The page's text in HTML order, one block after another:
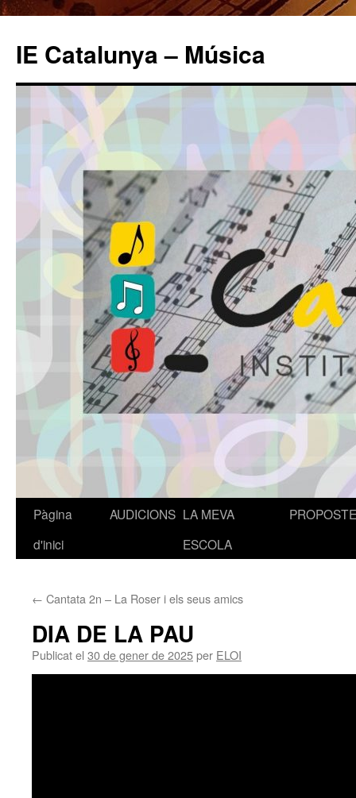
IE Catalunya – Música
Vés
Pàgina
d'inici
AUDICIONS LA MEVA
ESCOLA
← Cantata 2n – La Roser i els seus amics
DIA DE LA PAU
Publicat el 30 de gener de 2025per ELOI